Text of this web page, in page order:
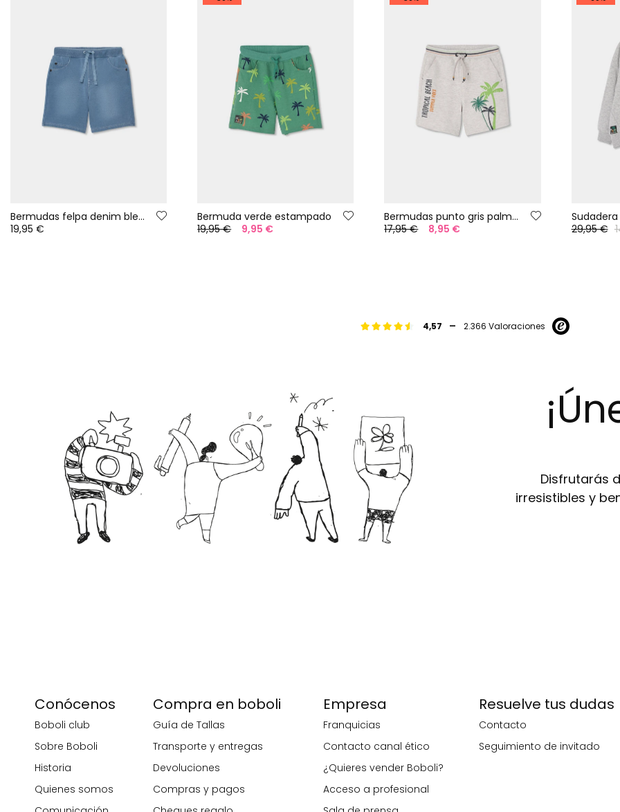
Bermudas felpa denim bleach
19,95 €
Bermuda verde estampado
19,95 €
9,95 €
Bermudas punto gris palmeras
17,95 €
8,95 €
29,95 €
4,57 - 2.366 Valoraciones
Disfrutarás
irresistibles y
Conócenos
Boboli club
Sobre Boboli
Historia
Quienes somos
Compra en boboli
Guía de Tallas
Transporte y entregas
Devoluciones
Compras y pagos
Empresa
Franquicias
Contacto canal ético
¿Quieres vender Boboli?
Acceso a profesional
Resuelve tus dudas
Contacto
Seguimiento de invitado